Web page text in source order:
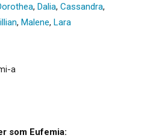
, Dalia, Cassandra,
, Malene, Lara
a
som Eufemia: